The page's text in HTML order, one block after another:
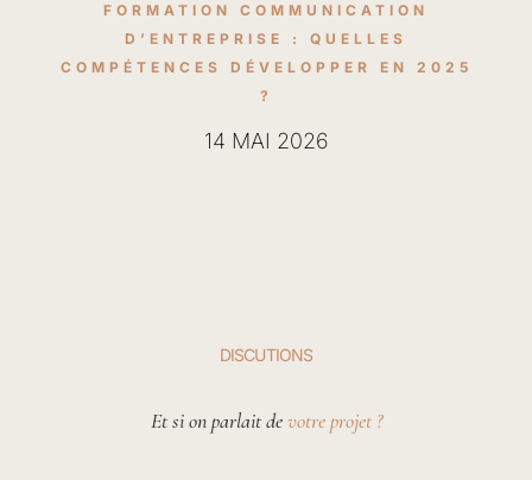
FORMATION COMMUNICATION
D’ENTREPRISE : QUELLES
COMPÉTENCES DÉVELOPPER EN 2025
?
14 MAI 2026
DISCUTIONS
Et si on parlait devotre projet ?